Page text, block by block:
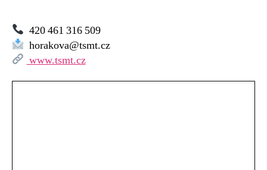
420 461 316 509
horakova@tsmt.cz
www.tsmt.cz